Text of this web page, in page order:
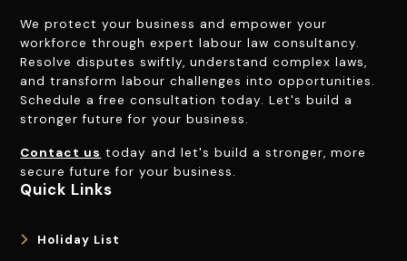
We protect your business and empower your
workforce through expert labour law consultancy.
Resolve disputes swiftly, understand complex laws,
and transform labour challenges into opportunities.
Schedule a free consultation today. Let's build a
stronger future for your business.
Contact us today and let's build a stronger, more
secure future for your business.
Quick Links
Holiday List